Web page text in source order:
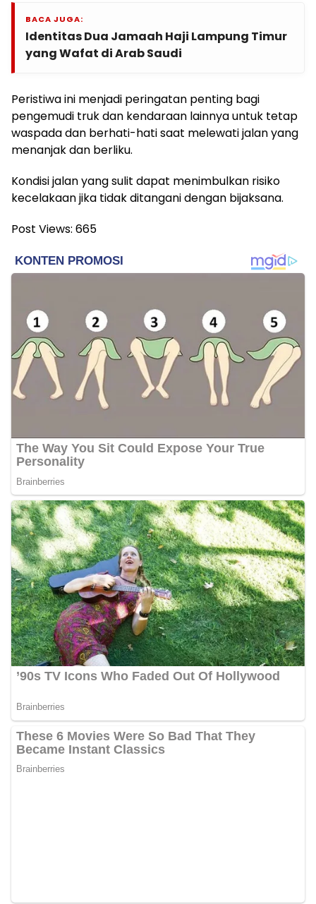
BACA JUGA:
Identitas Dua Jamaah Haji Lampung Timur
yang Wafat di Arab Saudi
Peristiwa ini menjadi peringatan penting bagi
pengemudi truk dan kendaraan lainnya untuk tetap
waspada dan berhati-hati saat melewati jalan yang
menanjak dan berliku.
Kondisi jalan yang sulit dapat menimbulkan risiko
kecelakaan jika tidak ditangani dengan bijaksana.
Post Views: 665